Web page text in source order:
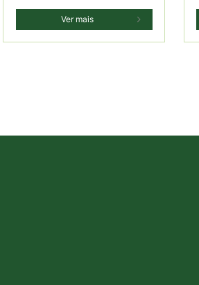
Ver mais